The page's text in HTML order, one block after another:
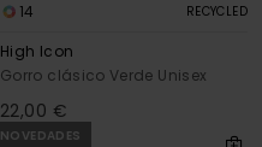
14 RECYCLED
High Icon
Gorro clásico Verde Unisex
22,00 €
NOVEDADES